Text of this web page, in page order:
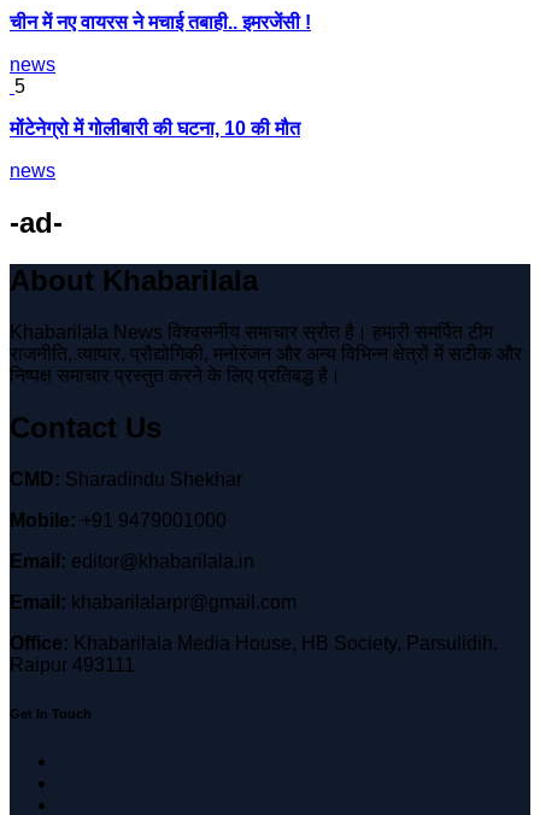
चीन में नए वायरस ने मचाई तबाही.. इमरजेंसी !
news
5
मोंटेनेग्रो में गोलीबारी की घटना, 10 की मौत
news
-ad-
About Khabarilala
Khabarilala News विश्वसनीय समाचार स्रोत है। हमारी समर्पित टीम
राजनीति, व्यापार, प्रौद्योगिकी, मनोरंजन और अन्य विभिन्न क्षेत्रों में सटीक और
निष्पक्ष समाचार प्रस्तुत करने के लिए प्रतिबद्ध है।
Contact Us
CMD: Sharadindu Shekhar
Mobile: +91 9479001000
Email: editor@khabarilala.in
Email: khabarilalarpr@gmail.com
Office: Khabarilala Media House, HB Society, Parsulidih,
Raipur 493111
Get In Touch